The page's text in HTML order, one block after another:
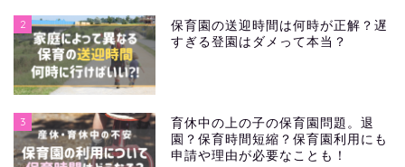
2
保育園の送迎時間は何時が正解？遅
すぎる登園はダメって本当？
3
育休中の上の子の保育園問題。退
園？保育時間短縮？保育園利用にも
申請や理由が必要なことも！